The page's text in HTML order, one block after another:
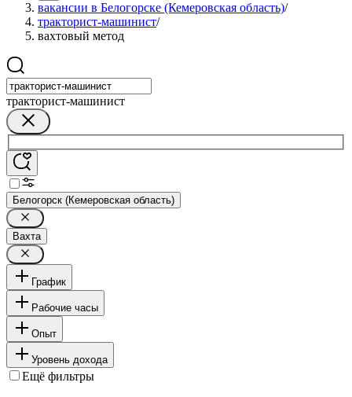
вакансии в Белогорске (Кемеровская область)/
тракторист-машинист/
вахтовый метод
тракторист-машинист
Белогорск (Кемеровская область)
Вахта
График
Рабочие часы
Опыт
Уровень дохода
Ещё фильтры